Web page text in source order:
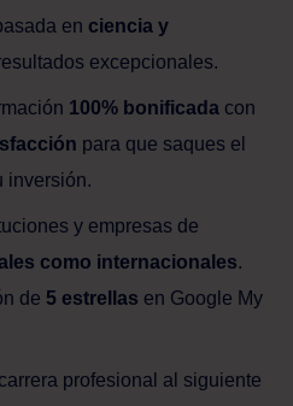
en ciencia y
excepcionales.
100% bonificadacon
para que saques el
inversión.
y empresas de
como internacionales.
de 5 estrellas en Google My
profesional al siguiente